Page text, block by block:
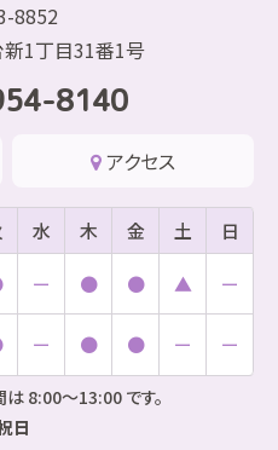
8852
1丁目31番1号
8140
アクセス
水 木 金 土
日
ー ● ● ▲
ー
ー ● ● ー ー
8:00～13:00 です。
日